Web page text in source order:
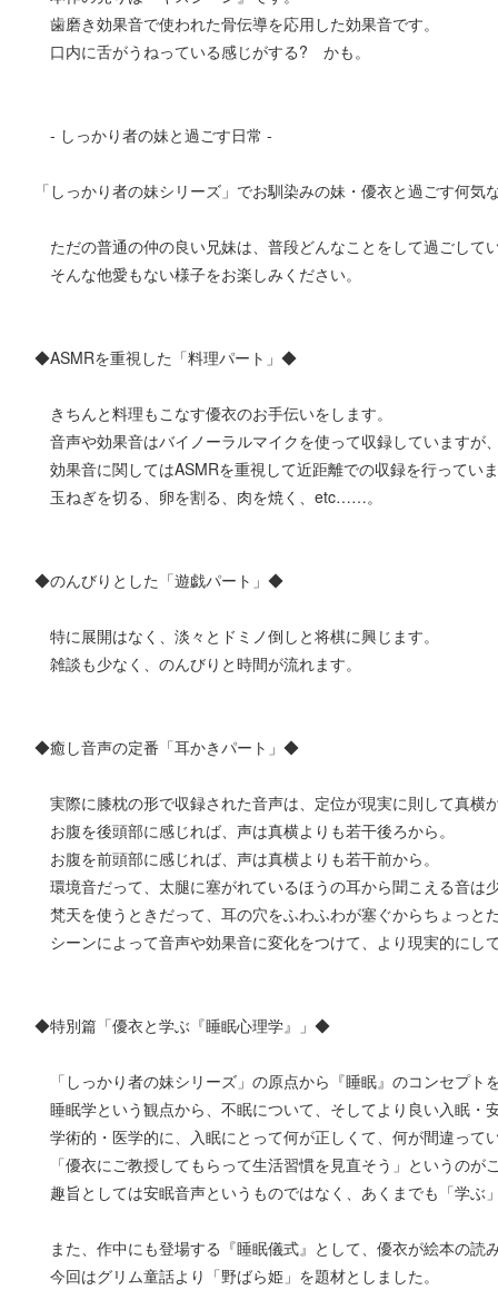
歯磨き効果音で使われた骨伝導を応用した効果音です。
口内に舌がうねっている感じがする? かも。
- しっかり者の妹と過ごす日常 -
「しっかり者の妹シリーズ」でお馴染みの妹・優衣と過ごす何
ただの普通の仲の良い兄妹は、普段どんなことをして過ごし
そんな他愛もない様子をお楽しみください。
◆ASMRを重視した「料理パート」◆
きちんと料理もこなす優衣のお手伝いをします。
音声や効果音はバイノーラルマイクを使って収録していますが
効果音に関してはASMRを重視して近距離での収録を行ってい
玉ねぎを切る、卵を割る、肉を焼く、etc……。
◆のんびりとした「遊戯パート」◆
特に展開はなく、淡々とドミノ倒しと将棋に興じます。
雑談も少なく、のんびりと時間が流れます。
◆癒し音声の定番「耳かきパート」◆
実際に膝枕の形で収録された音声は、定位が現実に則して真横
お腹を後頭部に感じれば、声は真横よりも若干後ろから。
お腹を前頭部に感じれば、声は真横よりも若干前から。
環境音だって、太腿に塞がれているほうの耳から聞こえる音は
梵天を使うときだって、耳の穴をふわふわが塞ぐからちょっ
シーンによって音声や効果音に変化をつけて、より現実的にし
◆特別篇「優衣と学ぶ『睡眠心理学』」◆
「しっかり者の妹シリーズ」の原点から『睡眠』のコンセプト
睡眠学という観点から、不眠について、そしてより良い入眠・
学術的・医学的に、入眠にとって何が正しくて、何が間違って
「優衣にご教授してもらって生活習慣を見直そう」というのが
趣旨としては安眠音声というものではなく、あくまでも「学ぶ
また、作中にも登場する『睡眠儀式』として、優衣が絵本の読
今回はグリム童話より「野ばら姫」を題材としました。